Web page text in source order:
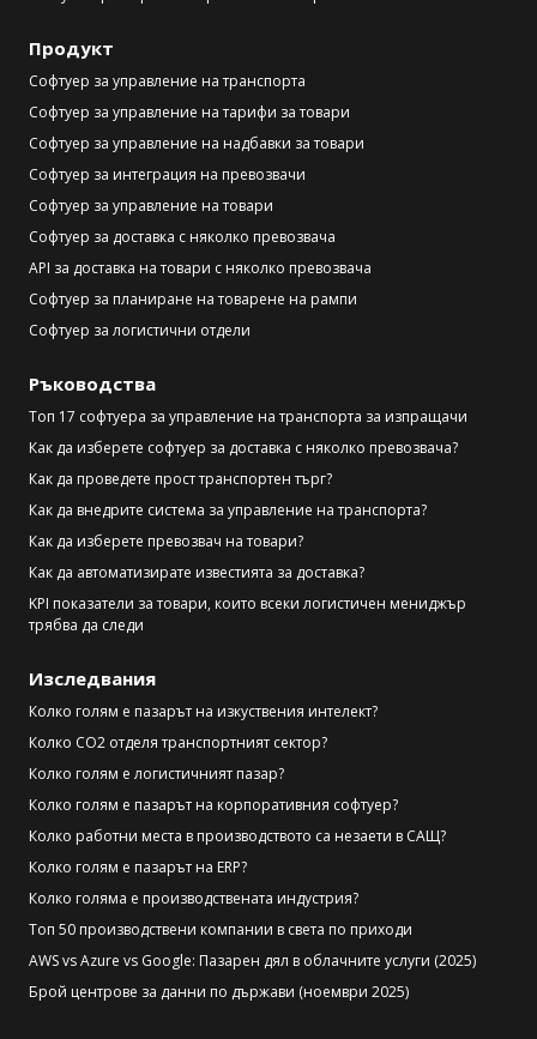
Продукт
Софтуер за управление на транспорта
Софтуер за управление на тарифи за товари
Софтуер за управление на надбавки за товари
Софтуер за интеграция на превозвачи
Софтуер за управление на товари
Софтуер за доставка с няколко превозвача
API за доставка на товари с няколко превозвача
Софтуер за планиране на товарене на рампи
Софтуер за логистични отдели
Ръководства
Топ 17 софтуера за управление на транспорта за изпращачи
Как да изберете софтуер за доставка с няколко превозвача?
Как да проведете прост транспортен търг?
Как да внедрите система за управление на транспорта?
Как да изберете превозвач на товари?
Как да автоматизирате известията за доставка?
KPI показатели за товари, които всеки логистичен мениджър
трябва да следи
Изследвания
Колко голям е пазарът на изкуствения интелект?
Колко CO2 отделя транспортният сектор?
Колко голям е логистичният пазар?
Колко голям е пазарът на корпоративния софтуер?
Колко работни места в производството са незаети в САЩ?
Колко голям е пазарът на ERP?
Колко голяма е производствената индустрия?
Топ 50 производствени компании в света по приходи
AWS vs Azure vs Google: Пазарен дял в облачните услуги (2025)
Брой центрове за данни по държави (ноември 2025)